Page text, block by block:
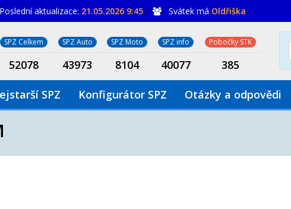
aktualizace: 21.05.2026 9:45 Svátek má Oldřiška
SPZ Celkem SPZ Auto SPZ Moto SPZ info Pobočky STK
52078 43973 8104 40077 385
SPZ Konfigurátor SPZ Otázky a odpovědi